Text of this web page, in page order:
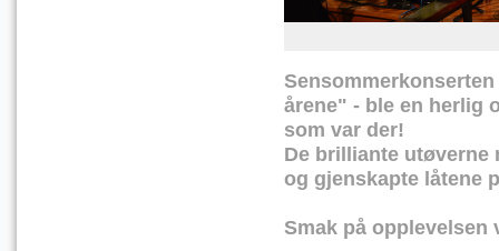
årene" - ble en herlig
som var der!
De brilliante utøverne
og gjenskapte låtene
Smak på opplevelsen